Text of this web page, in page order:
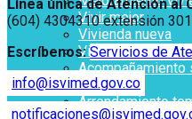
Contraste
Centro de relevo
Vivir mejor
Vivienda nueva
Vivienda un
Titulación
Arrendamiento
Línea única de Atención al
(604) 4304310 extensión
Escríbenos:Servicios de
info@isvimed.gov.co